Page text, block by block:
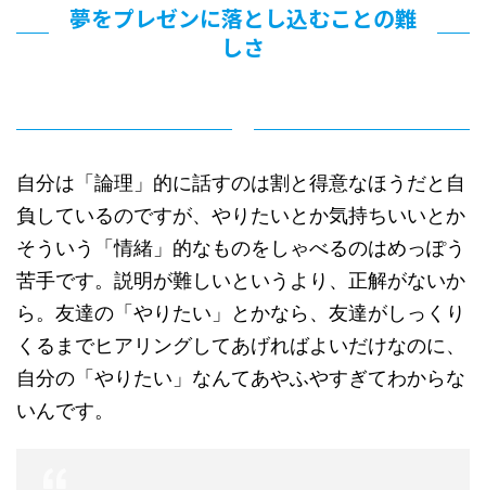
夢をプレゼンに落とし込むことの難
しさ
自分は「論理」的に話すのは割と得意なほうだと自
負しているのですが、やりたいとか気持ちいいとか
そういう「情緒」的なものをしゃべるのはめっぽう
苦手です。説明が難しいというより、正解がないか
ら。友達の「やりたい」とかなら、友達がしっくり
くるまでヒアリングしてあげればよいだけなのに、
自分の「やりたい」なんてあやふやすぎてわからな
いんです。